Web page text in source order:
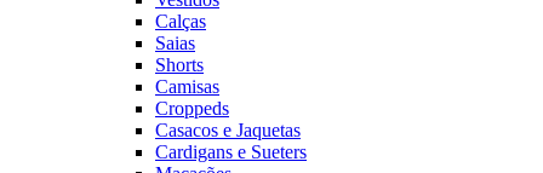
Calças
Saias
Shorts
Camisas
Croppeds
Casacos e Jaquetas
Cardigans e Sueters